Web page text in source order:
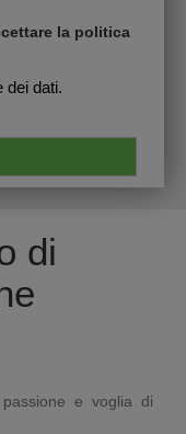
la politica
dei dati.
di
e voglia di